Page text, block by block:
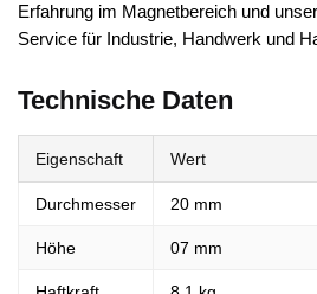
Erfahrung im Magnetbereich und
Service für Industrie, Handwerk und
Technische Daten
Eigenschaft Wert
Durchmesser 20 mm
Höhe 07 mm